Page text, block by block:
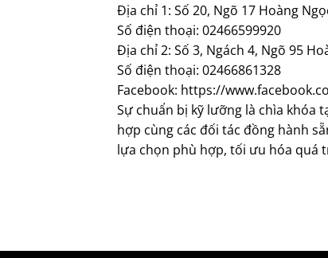
Địa chỉ 1: Số 20, Ngõ 17 Hoàng
Số điện thoại: 02466599920
Địa chỉ 2: Số 3, Ngách 4, Ngõ 95
Số điện thoại: 02466861328
Facebook: https://
Sự chuẩn bị kỹ lưỡng là chìa khóa
hợp cùng các đối tác đồng hành
lựa chọn phù hợp, tối ưu hóa quá